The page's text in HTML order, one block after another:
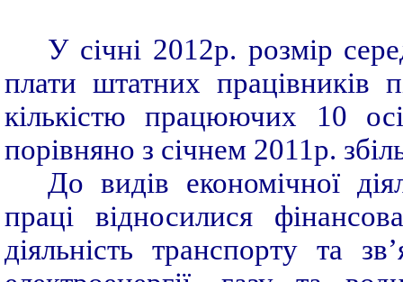
У січні 2012р. розмір
плати штатних працівників
кількістю працюючих 10
порівняно з січнем 2011р.
До видів економічної
праці відносилися
діяльність транспорту та